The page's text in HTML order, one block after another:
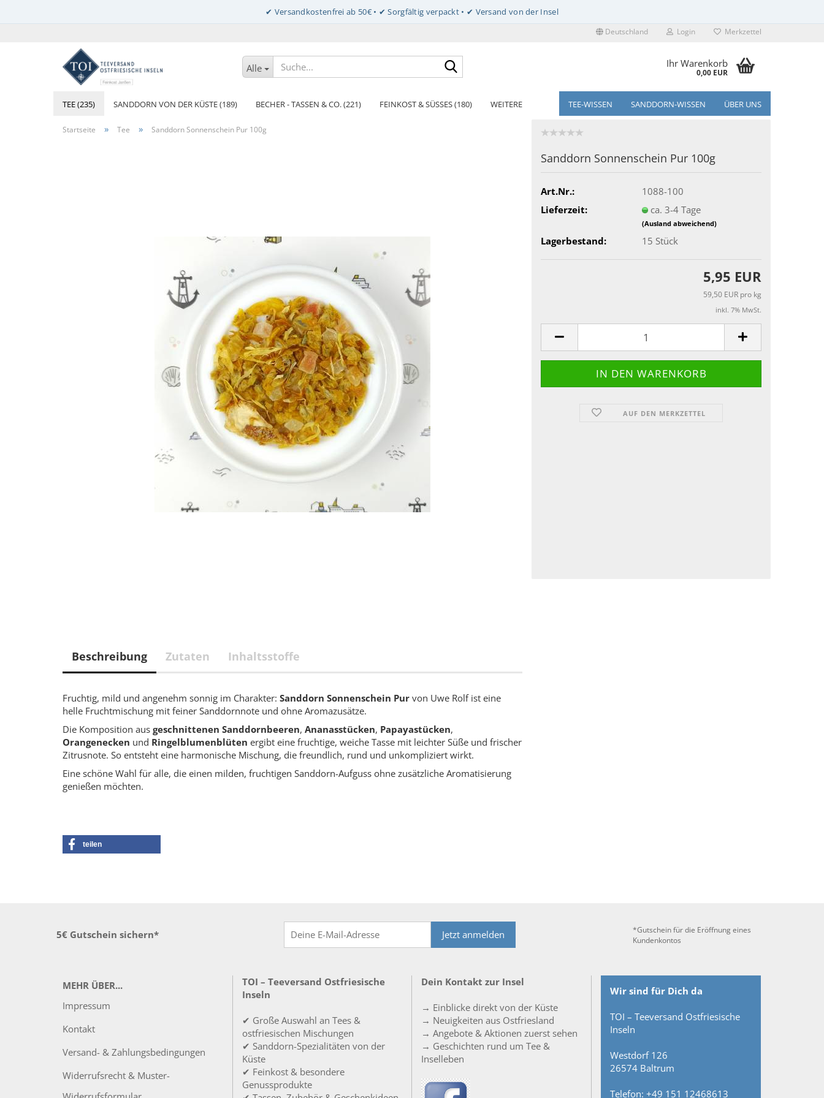
Deutschland Login Merkzettel
Alle Ihr Warenkorb
0,00 EUR
TEE (235) SANDDORN VON DER KÜSTE (189) BECHER - TASSEN & CO. (221) FEINKOST & SÜSSES (180) TEE-WISSEN SANDDORN-WISSEN ÜBER UNS
WEITERE
Startseite » Tee » Sanddorn Sonnenschein Pur 100g
Sanddorn Sonnenschein Pur 100g
Art.Nr.:
1088-100
Lieferzeit:
ca. 3-4 Tage
(Ausland abweichend)
Lagerbestand: 15 Stück
5,95 EUR
59,50 EUR pro kg
inkl. 7% MwSt.
AUF DEN MERKZETTEL
Beschreibung Zutaten Inhaltsstoffe
Fruchtig, mild und angenehm sonnig im Charakter: Sanddorn Sonnenschein Pur von Uwe Rolf ist eine
helle Fruchtmischung mit feiner Sanddornnote und ohne Aromazusätze.
Die Komposition aus geschnittenen Sanddornbeeren, Ananasstücken, Papayastücken,
Orangenecken und Ringelblumenblüten ergibt eine fruchtige, weiche Tasse mit leichter Süße und frischer
Zitrusnote. So entsteht eine harmonische Mischung, die freundlich, rund und unkompliziert wirkt.
Eine schöne Wahl für alle, die einen milden, fruchtigen Sanddorn-Aufguss ohne zusätzliche Aromatisierung
genießen möchten.
teilen
5€ Gutschein sichern* Jetzt anmelden
*Gutschein für die Eröffnung eines
Kundenkontos
MEHR ÜBER...
Impressum
Kontakt
Versand- & Zahlungsbedingungen
Widerrufsrecht & Muster-
TOI – Teeversand Ostfriesische
Inseln
✔ Große Auswahl an Tees &
ostfriesischen Mischungen
✔ Sanddorn-Spezialitäten von der
Küste
✔ Feinkost & besondere
Genussprodukte
Dein Kontakt zur Insel
→ Einblicke direkt von der Küste
→ Neuigkeiten aus Ostfriesland
→ Angebote & Aktionen zuerst sehen
→ Geschichten rund um Tee &
Inselleben
Wir sind für Dich da
TOI – Teeversand Ostfriesische
Inseln
Westdorf 126
26574 Baltrum
Telefon: +49 151 12468613